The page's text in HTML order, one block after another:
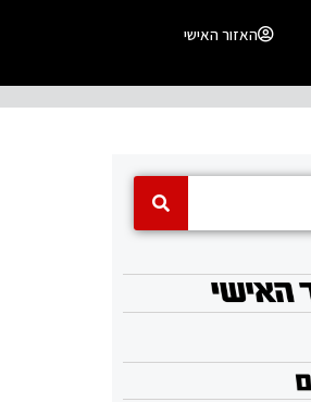
האזור האישי